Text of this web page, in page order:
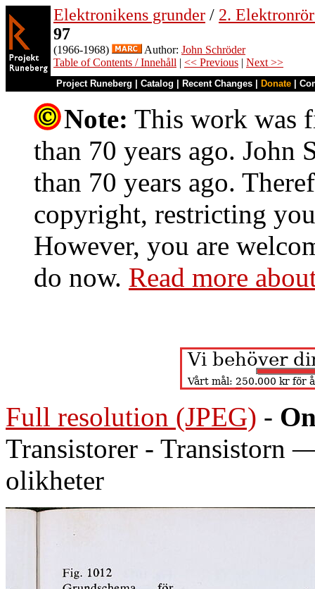
Elektronikens grunder / 2.
97
(1966-1968) Author: John Schröder
Table of Contents / Innehåll | << Previous | Next >>
Project Runeberg Catalog Recent Changes Donate
Note: This work was
than 70 years ago. John
than 70 years ago.
copyright, restricting
However, you are
do now. Read more
Full resolution (JPEG) -
Transistorer - Transistorn
olikheter